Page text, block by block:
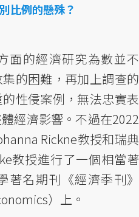
比例的懸殊？
面的經濟研究為數並不
的困難，再加上調查的
性侵案例，無法忠實表
經濟影響。不過在2022
Rickne教授和瑞典
教授進行了一個相當著
著名期刊《經濟季刊》
）上。